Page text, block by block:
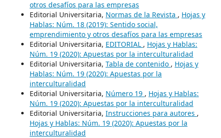
otros desafíos para las empresas
Editorial Universitaria, Normas de la Revista , Hojas y
Hablas: Núm. 18 (2019): Sentido social,
emprendimiento y otros desafíos para las empresas
Editorial Universitaria, EDITORIAL , Hojas y Hablas:
Núm. 19 (2020): Apuestas por la interculturalidad
Editorial Universitaria, Tabla de contenido , Hojas y
Hablas: Núm. 19 (2020): Apuestas por la
interculturalidad
Editorial Universitaria, Número 19 , Hojas y Hablas:
Núm. 19 (2020): Apuestas por la interculturalidad
Editorial Universitaria, Instrucciones para autores ,
Hojas y Hablas: Núm. 19 (2020): Apuestas por la
interculturalidad